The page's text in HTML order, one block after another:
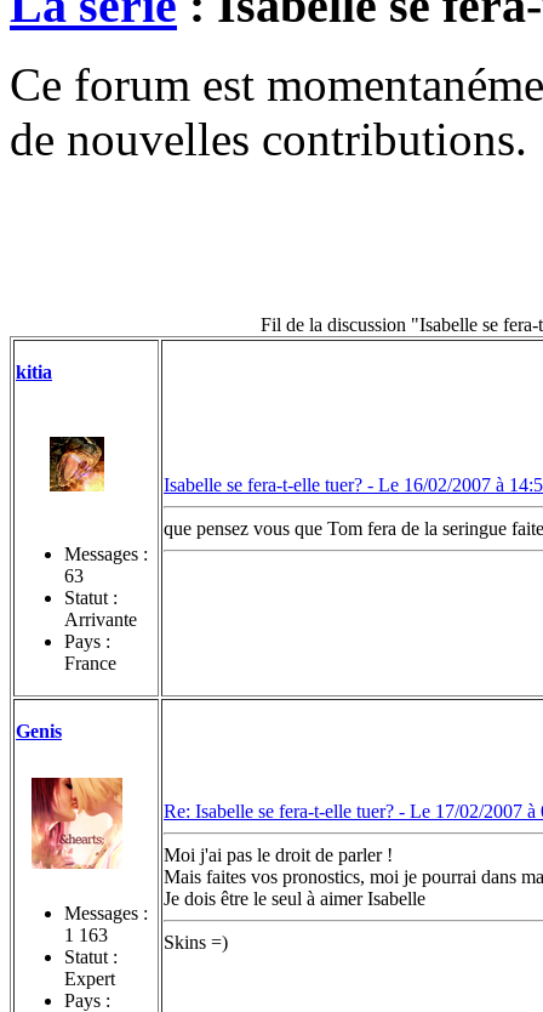
Ce forum est
de nouvelles contributions.
Fil de la discussion "Isabelle se
kitia
Messages :
63
Statut :
Arrivante
Pays :
France
Isabelle se fera-t-elle tuer? - Le 16/02/2007 à
que pensez vous que Tom fera de la seringue
Genis
Messages :
1 163
Statut :
Expert
Pays :
Re: Isabelle se fera-t-elle tuer? - Le 17/02/2007 à
Moi j'ai pas le droit de parler !
Mais faites vos pronostics, moi je pourrai dans
Je dois être le seul à aimer Isabelle
Skins =)